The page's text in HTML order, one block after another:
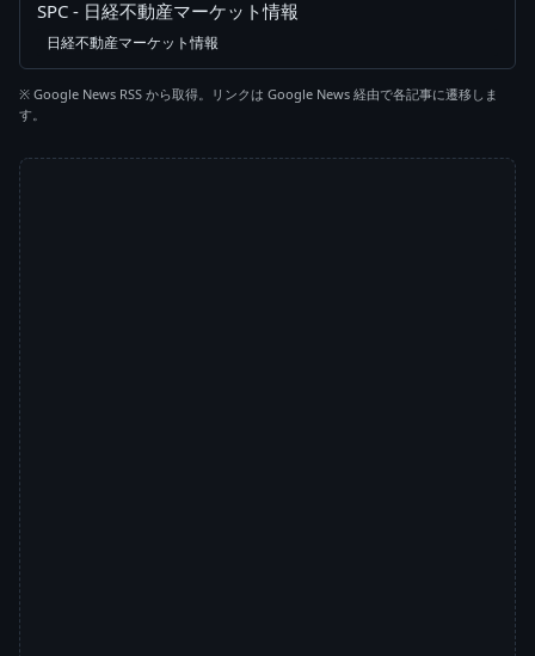
SPC - 日経不動産マーケット情報
日経不動産マーケット情報
※ Google News RSS から取得。リンクは Google News 経由で各記事に遷移しま
す。